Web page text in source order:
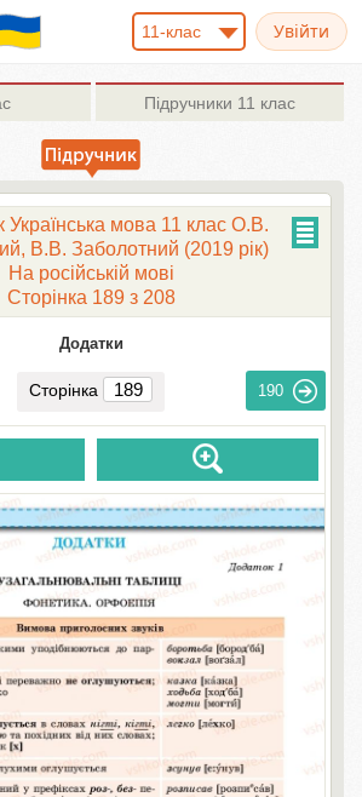
11-клас
Підручники 11 клас
Українська мова 11 клас О.В.
В.В. Заболотний (2019 рік)
На російській мові
Сторінка 189 з 208
Додатки
Сторінка 190